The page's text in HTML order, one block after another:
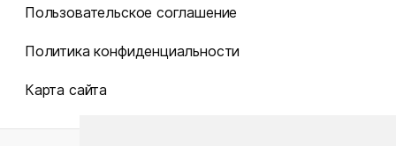
Пользовательское соглашение
Политика конфиденциальности
Карта сайта